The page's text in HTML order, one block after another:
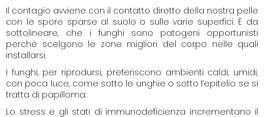
Il contagio avviene con il contatto diretto della nostra pelle
con le spore sparse al suolo o sulle varie superfici. È da
sottolineare, che i funghi sono patogeni opportunisti
perché scelgono le zone migliori del corpo nelle quali
installarsi.
I funghi, per riprodursi, preferiscono ambienti caldi, umidi,
con poca luce, come sotto le unghie o sotto l’epitelio se si
tratta di papilloma.
Lo stress e gli stati di immunodeficienza incrementano il